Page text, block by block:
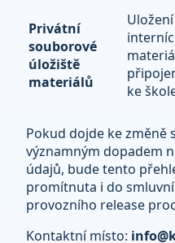
Privátní
souborové
úložiště
materiálů
Uložení
ke
Pokud dojde ke změně
významným dopadem
údajů, bude tento
promítnuta i do
provozního release
Kontaktní místo: